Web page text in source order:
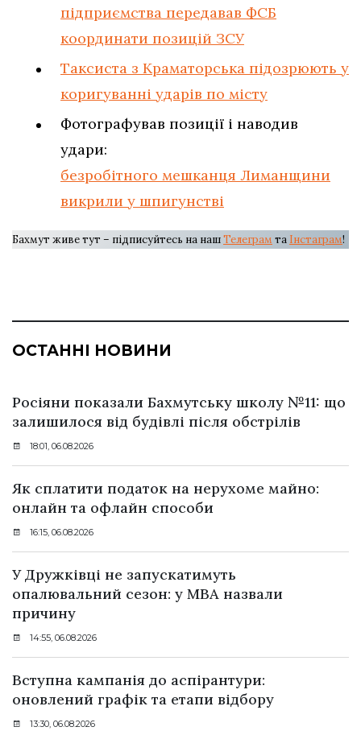
підприємства передавав ФСБ
координати позицій ЗСУ
Таксиста з Краматорська підозрюють у
коригуванні ударів по місту
Фотографував позиції і наводив
удари:
безробітного мешканця Лиманщини
викрили у шпигунстві
Бахмут живе тут – підписуйтесь на нашТелеграм та Інстаграм!
ОСТАННІ НОВИНИ
Росіяни показали Бахмутську школу №11: що
залишилося від будівлі після обстрілів
18:01, 06.08.2026
Як сплатити податок на нерухоме майно:
онлайн та офлайн способи
16:15, 06.08.2026
У Дружківці не запускатимуть
опалювальний сезон: у МВА назвали
причину
14:55, 06.08.2026
Вступна кампанія до аспірантури:
оновлений графік та етапи відбору
13:30, 06.08.2026